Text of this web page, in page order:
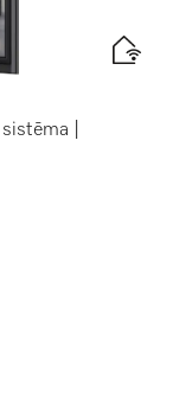
|
etiķete